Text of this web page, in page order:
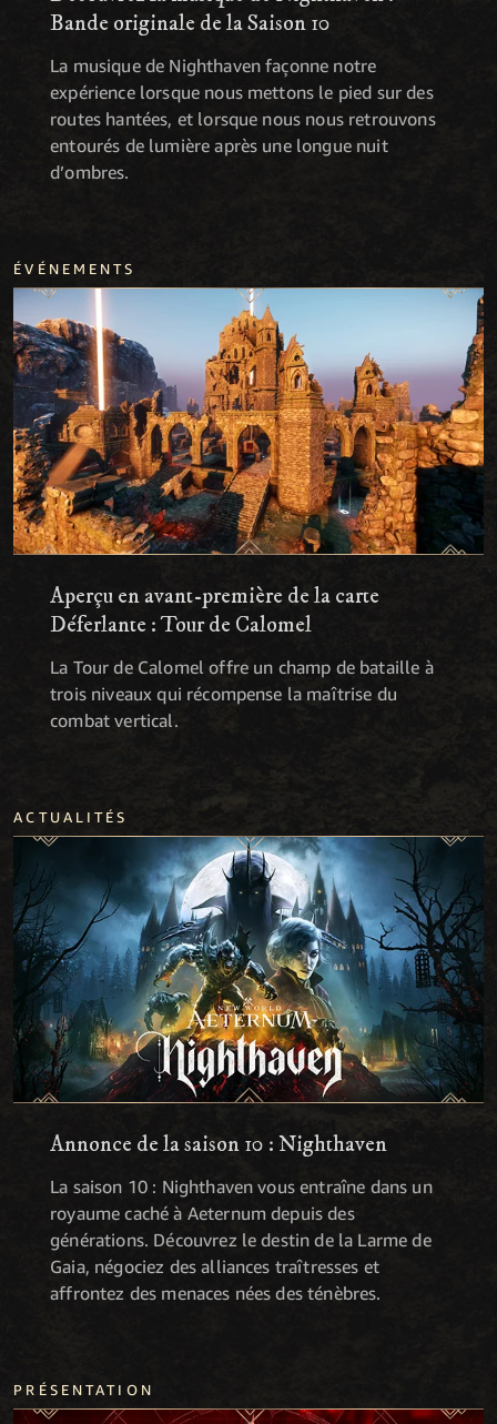
Bande originale de la Saison 10
La musique de Nighthaven façonne notre
expérience lorsque nous mettons le pied sur des
routes hantées, et lorsque nous nous retrouvons
entourés de lumière après une longue nuit
d’ombres.
ÉVÉNEMENTS
Aperçu en avant-première de la carte
Déferlante : Tour de Calomel
La Tour de Calomel offre un champ de bataille à
trois niveaux qui récompense la maîtrise du
combat vertical.
ACTUALITÉS
Annonce de la saison 10 : Nighthaven
La saison 10 : Nighthaven vous entraîne dans un
royaume caché à Aeternum depuis des
générations. Découvrez le destin de la Larme de
Gaia, négociez des alliances traîtresses et
affrontez des menaces nées des ténèbres.
PRÉSENTATION